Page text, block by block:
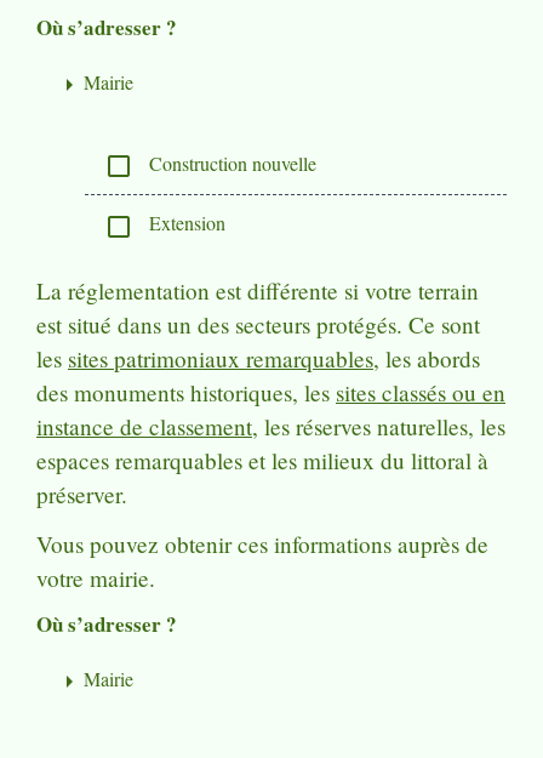
Où s’adresser ?
arrow_right Mairie
check_box_outline_blank Construction nouvelle
check_box_outline_blank Extension
La réglementation est différente si votre terrain
est situé dans un des secteurs protégés. Ce sont
les sites patrimoniaux remarquables, les abords
des monuments historiques, les sites classés ou en
instance de classement, les réserves naturelles, les
espaces remarquables et les milieux du littoral à
préserver.
Vous pouvez obtenir ces informations auprès de
votre mairie.
Où s’adresser ?
arrow_right Mairie